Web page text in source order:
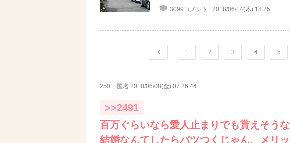
3099コメント 2018/06/14(木) 18:25
1 2 3 4 5
2501. 匿名 2018/06/08(金) 07:26:44
>>2491
百万ぐらいなら愛人止まりでも貰えそう
結婚なんてしたらバツつくじゃん、メリ